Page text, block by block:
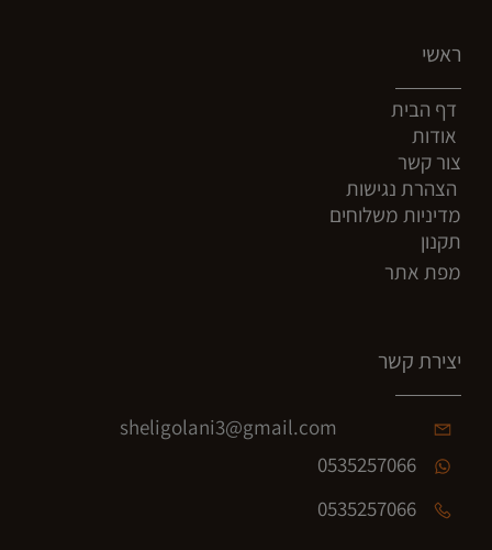
ראשי
דף הבית
אודות
צור קשר
הצהרת נגישות
מדיניות משלוחים
תקנון
מפת אתר
יצירת קשר
sheligolani3@gmail.com
0535257066
0535257066